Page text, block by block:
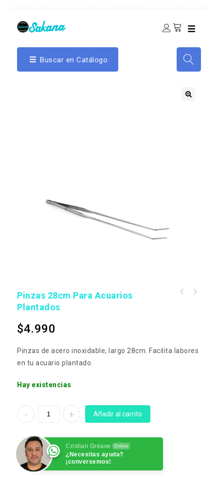
Buscar en Catálogo
Pinzas 28cm Para Acuarios
Plantados
$4.990
Pinzas de acero inoxidable, largo 28cm. Facilita labores
en tu acuario plantado.
Hay existencias
Añadir al carrito
Cristian Greave Online
¿Necesitas ayuda?
¡conversemos!